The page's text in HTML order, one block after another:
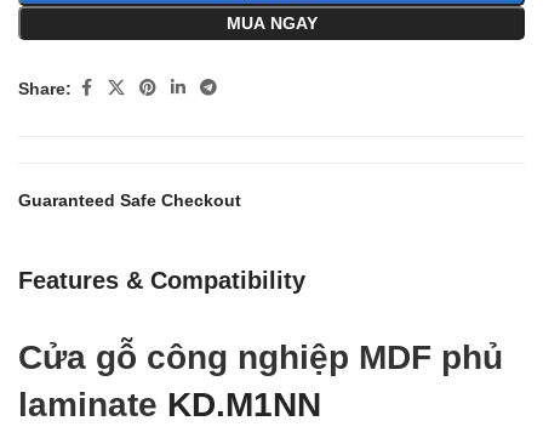
MUA NGAY
Share:
Guaranteed Safe Checkout
Features & Compatibility
Cửa gỗ công nghiệp MDF phủ
laminate KD.M1NN